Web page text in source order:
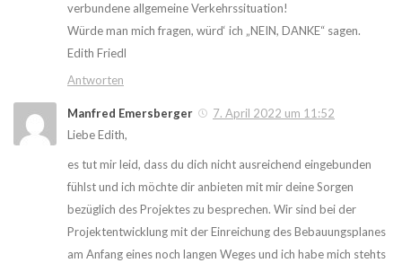
verbundene allgemeine Verkehrssituation!
Würde man mich fragen, würd‘ ich „NEIN, DANKE“ sagen.
Edith Friedl
Antworten
Manfred Emersberger
7. April 2022 um 11:52
Liebe Edith,
es tut mir leid, dass du dich nicht ausreichend eingebunden
fühlst und ich möchte dir anbieten mit mir deine Sorgen
bezüglich des Projektes zu besprechen. Wir sind bei der
Projektentwicklung mit der Einreichung des Bebauungsplanes
am Anfang eines noch langen Weges und ich habe mich stehts